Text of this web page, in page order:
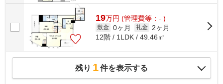
19万円 (管理費等：- )
敷金 0ヶ月 礼金
2ヶ月
12階 / 1LDK / 49.46㎡
残り 1件を表示する